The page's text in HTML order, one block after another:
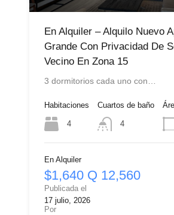
En Alquiler – Alquilo Nuevo
Grande Con Privacidad De
Vecino En Zona 15
3 dormitorios cada uno con…
Habitaciones
4
Cuartos de baño
4
En Alquiler
$1,640 Q 12,560
Publicada el
17 julio, 2026
Por